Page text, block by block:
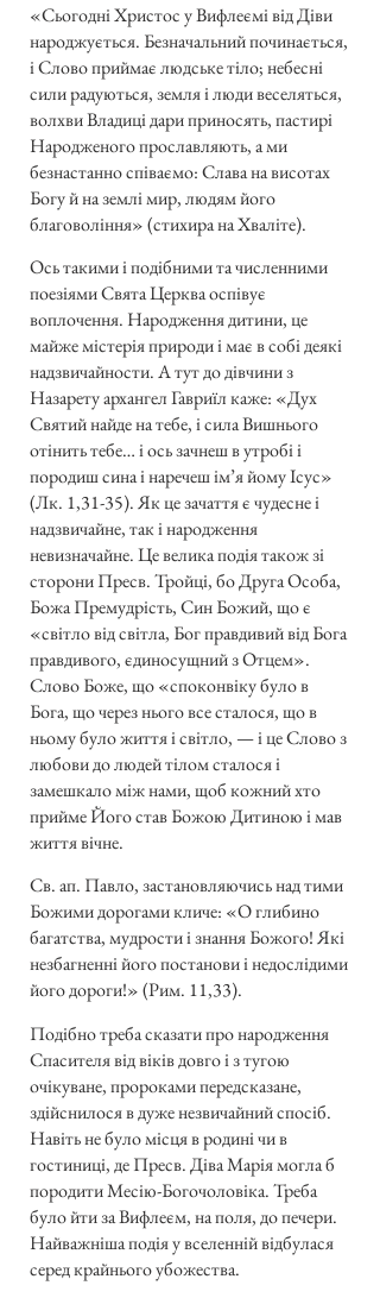
«Сьогодні Христос у Вифлеємі від Діви
народжується. Безначальний починається,
і Слово приймає людське тіло; небесні
сили радуються, земля і люди веселяться,
волхви Владиці дари приносять, пастирі
Народженого прославляють, а ми
безнастанно співаємо: Слава на висотах
Богу й на землі мир, людям його
благовоління» (стихира на Хваліте).
Ось такими і подібними та численними
поезіями Свята Церква оспівує
воплочення. Народження дитини, це
майже містерія природи і має в собі деякі
надзвичайности. А тут до дівчини з
Назарету архангел Гавриїл каже: «Дух
Святий найде на тебе, і сила Вишнього
отінить тебе… і ось зачнеш в утробі і
породиш сина і наречеш ім’я йому Ісус»
(Лк. 1,31-35). Як це зачаття є чудесне і
надзвичайне, так і народження
невизначайне. Це велика подія також зі
сторони Пресв. Тройці, бо Друга Особа,
Божа Премудрість, Син Божий, що є
«світло від світла, Бог правдивий від Бога
правдивого, єдиносущний з Отцем».
Слово Боже, що «споконвіку було в
Бога, що через нього все сталося, що в
ньому було життя і світло, — і це Слово з
любови до людей тілом сталося і
замешкало між нами, щоб кожний хто
прийме Його став Божою Дитиною і мав
життя вічне.
Св. ап. Павло, застановляючись над тими
Божими дорогами кличе: «О глибино
багатства, мудрости і знання Божого! Які
незбагненні його постанови і недослідими
його дороги!» (Рим. 11,33).
Подібно треба сказати про народження
Спасителя від віків довго і з тугою
очікуване, пророками передсказане,
здійснилося в дуже незвичайний спосіб.
Навіть не було місця в родині чи в
гостиниці, де Пресв. Діва Марія могла б
породити Месію-Богочоловіка. Треба
було йти за Вифлеєм, на поля, до печери.
Найважніша подія у вселенній відбулася
серед крайнього убожества.